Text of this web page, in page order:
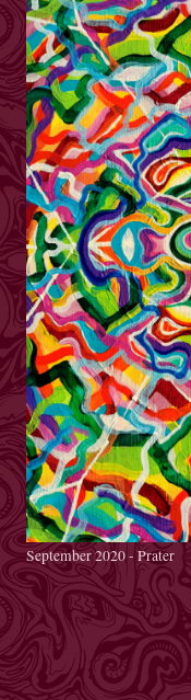
September 2020 - Prater